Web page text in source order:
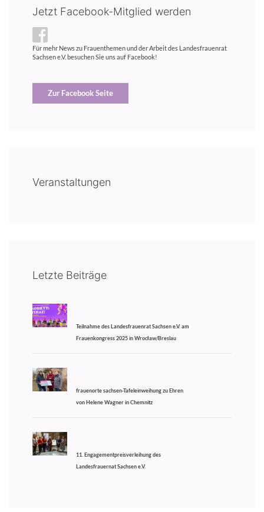
Jetzt Facebook-Mitglied werden
Für mehr News zu Frauenthemen und der Arbeit des Landesfrauenrat
Sachsen e.V. besuchen Sie uns auf Facebook!
Zur Facebook Seite
Veranstaltungen
Letzte Beiträge
Teilnahme des Landesfrauenrat Sachsen e.V. am
Frauenkongress 2025 in Wrocław/Breslau
frauenorte sachsen-Tafeleinweihung zu Ehren
von Helene Wagner in Chemnitz
11. Engagementpreisverleihung des
Landesfrauernat Sachsen e.V.